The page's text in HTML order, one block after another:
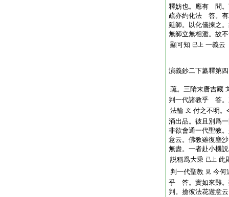
釋妨也。應有 問。
疏亦約化法 答。有
延師。以化儀揀之
無師立無相濫。故
顯可知 已上 一義云
演義鈔二下纂釋第四
疏。三隋末唐吉藏
判一代諸教乎 答。
法輪 文 付之不明。
涌出品。彼且別爲
非欲會通一代聖教
意云。佛教雖復塵
無盡。一者赴小機
説稱爲大乘 已上 此
判一代聖教 見 今何
乎 答。實如來難。
判。撿彼法花遊意